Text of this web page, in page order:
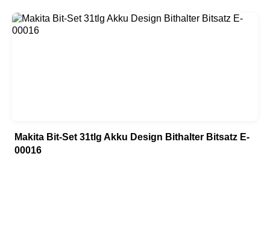
Makita Bit-Set 31tlg Akku Design Bithalter Bitsatz E-
00016